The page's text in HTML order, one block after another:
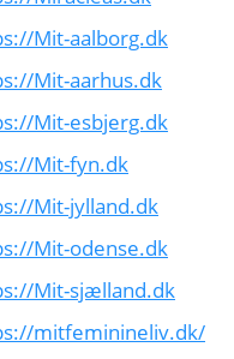
Mit-aalborg.dk
Mit-aarhus.dk
Mit-esbjerg.dk
Mit-fyn.dk
Mit-jylland.dk
Mit-odense.dk
Mit-sjælland.dk
mitfeminineliv.dk/